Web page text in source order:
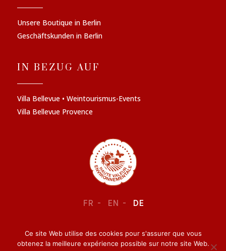
Unsere Boutique in Berlin
Geschäftskunden in Berlin
IN BEZUG AUF
Villa Bellevue • Weintourismus-Events
Villa Bellevue Provence
FR EN DE
RECHTLICHE INFORMATIONEN–VERTRAULICHKEIT
Ce site Web utilise des cookies pour s'assurer que vous
obtenez la meilleure expérience possible sur notre site Web.